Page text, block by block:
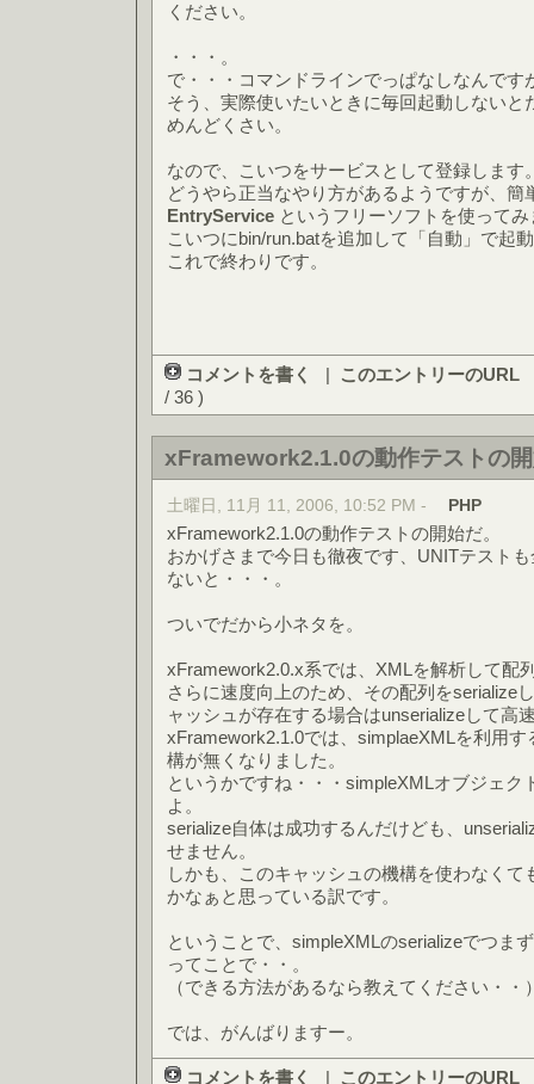
ください。
・・・。
で・・・コマンドラインでっぱなしなんです
そう、実際使いたいときに毎回起動しないと
めんどくさい。
なので、こいつをサービスとして登録します
どうやら正当なやり方があるようですが、簡
EntryService というフリーソフトを使ってみ
こいつにbin/run.batを追加して「自動」で起
これで終わりです。
コメントを書く | このエントリーのURL
/ 36 )
xFramework2.1.0の動作テストの
土曜日, 11月 11, 2006, 10:52 PM - PHP
xFramework2.1.0の動作テストの開始だ。
おかげさまで今日も徹夜です、UNITテスト
ないと・・・。
ついでだから小ネタを。
xFramework2.0.x系では、XMLを解析して配
さらに速度向上のため、その配列をserialize
ャッシュが存在する場合はunserializeして高
xFramework2.1.0では、simplaeXMLを利用
構が無くなりました。
というかですね・・・simpleXMLオブジェク
よ。
serialize自体は成功するんだけども、
せません。
しかも、このキャッシュの機構を使わなく
かなぁと思っている訳です。
ということで、simpleXMLのserializeでつま
ってことで・・。
（できる方法があるなら教えてください・・
では、がんばりますー。
コメントを書く | このエントリーのURL